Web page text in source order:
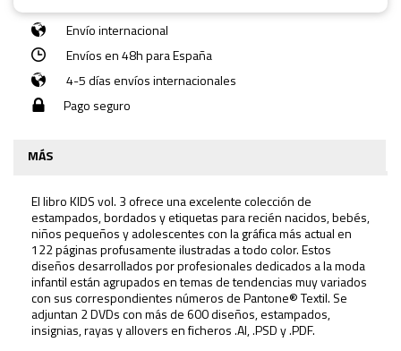
Envío internacional
Envíos en 48h para España
4-5 días envíos internacionales
Pago seguro
MÁS
El libro KIDS vol. 3 ofrece una excelente colección de
estampados, bordados y etiquetas para recién nacidos, bebés,
niños pequeños y adolescentes con la gráfica más actual en
122 páginas profusamente ilustradas a todo color. Estos
diseños desarrollados por profesionales dedicados a la moda
infantil están agrupados en temas de tendencias muy variados
con sus correspondientes números de Pantone® Textil. Se
adjuntan 2 DVDs con más de 600 diseños, estampados,
insignias, rayas y allovers en ficheros .AI, .PSD y .PDF.